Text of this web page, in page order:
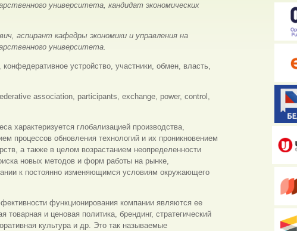
университета, кандидат экономических
аспирант кафедры экономики и управления на
университета.
конфедеративное устройство, участники, обмен, власть,
association, participants, exchange, power, control,
характеризуется глобализацией производства,
процессов обновления технологий и их проникновением
а также в целом возрастанием неопределенности
новых методов и форм работы на рынке,
к постоянно изменяющимся условиям окружающего
функционирования компании являются ее
товарная и ценовая политика, брендинг, стратегический
культура и др. Это так называемые